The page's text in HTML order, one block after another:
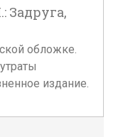
Задруга,
обложке.
издание.